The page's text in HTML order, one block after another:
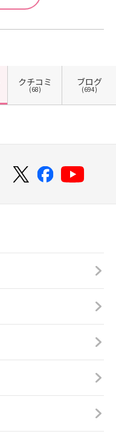
クチコミ
(68)
ブログ
(694)